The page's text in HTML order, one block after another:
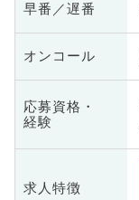
早番／遅番
オンコール
応募資格・
経験
求人特徴